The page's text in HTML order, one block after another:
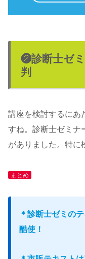
❷診断士ゼ
判
講座を検討するにあ
すね。診断士ゼミナ
がありました。特に
まとめ
＊診断士ゼミの
酷使！